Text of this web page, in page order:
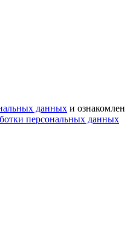
данных и ознакомлен
персональных данных